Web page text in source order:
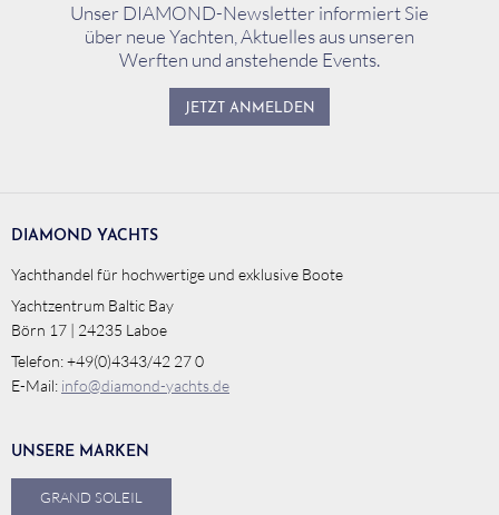
Unser DIAMOND-Newsletter informiert Sie
über neue Yachten, Aktuelles aus unseren
Werften und anstehende Events.
JETZT ANMELDEN
DIAMOND YACHTS
Yachthandel für hochwertige und exklusive Boote
Yachtzentrum Baltic Bay
Börn 17 | 24235 Laboe
Telefon: +49(0)4343/42 27 0
E-Mail: info@diamond-yachts.de
UNSERE MARKEN
GRAND SOLEIL